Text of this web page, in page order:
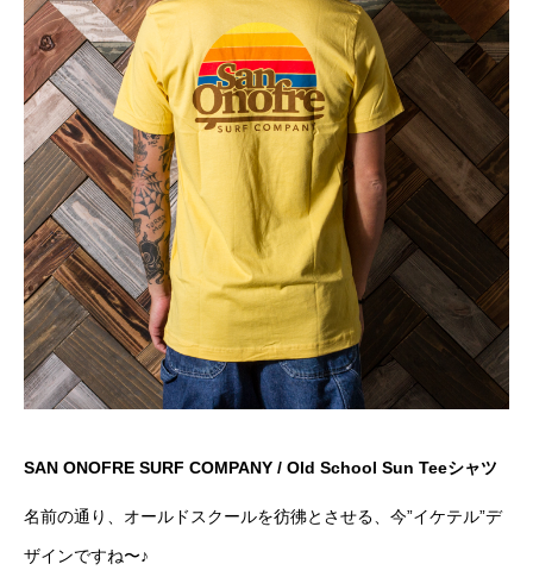
SAN ONOFRE SURF COMPANY / Old School Sun Teeシャツ
名前の通り、オールドスクールを彷彿とさせる、今”イケテル”デ
ザインですね〜♪